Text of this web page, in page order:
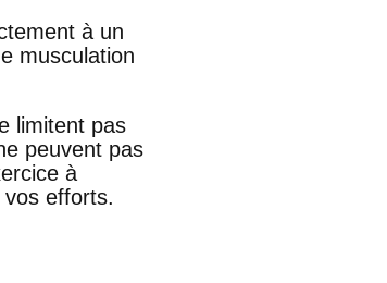
à un
musculation
limitent pas
peuvent pas
à
efforts.